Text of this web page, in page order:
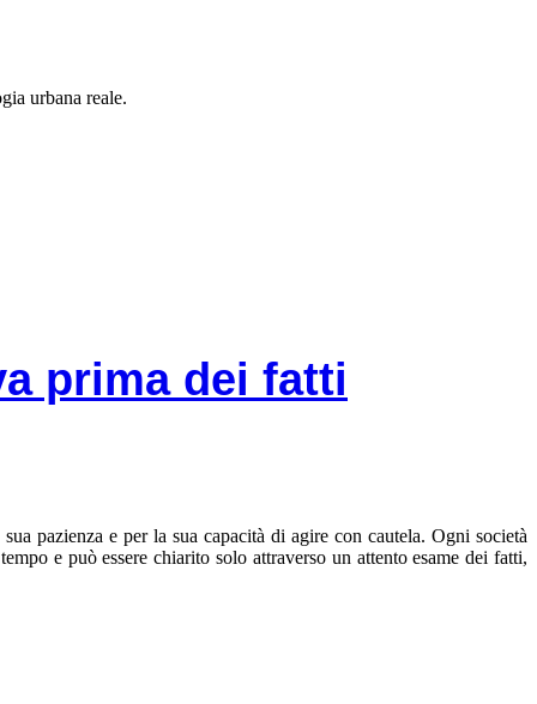
urbana reale.
prima dei fatti
pazienza e per la sua capacità di agire con cautela. Ogni società
e può essere chiarito solo attraverso un attento esame dei fatti,